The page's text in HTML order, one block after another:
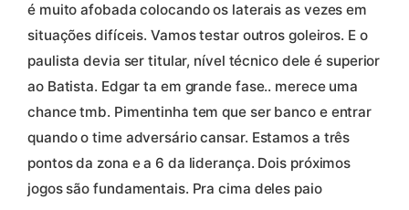
é muito afobada colocando os laterais as vezes em
situações difíceis. Vamos testar outros goleiros. E o
paulista devia ser titular, nível técnico dele é superior
ao Batista. Edgar ta em grande fase.. merece uma
chance tmb. Pimentinha tem que ser banco e entrar
quando o time adversário cansar. Estamos a três
pontos da zona e a 6 da liderança. Dois próximos
jogos são fundamentais. Pra cima deles paio